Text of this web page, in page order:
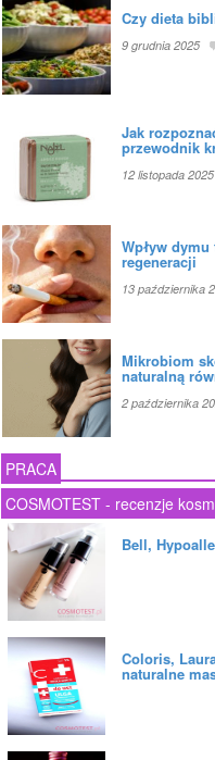
Czy dieta
9 grudnia 2025
Jak
przewodnik
12 listopada 2025
Wpływ
regeneracji
13 października
Mikrobiom
naturalną
2 października
PRACA
COSMOTEST - recenzje
Bell,
Coloris,
naturalne